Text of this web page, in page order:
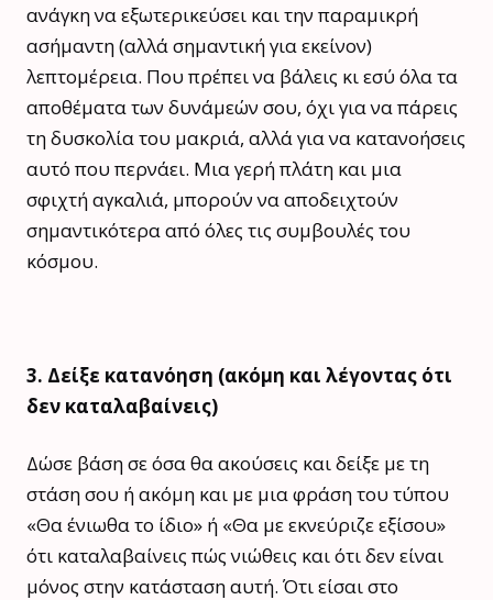
ανάγκη να εξωτερικεύσει και την παραμικρή
ασήμαντη (αλλά σημαντική για εκείνον)
λεπτομέρεια. Που πρέπει να βάλεις κι εσύ όλα τα
αποθέματα των δυνάμεών σου, όχι για να πάρεις
τη δυσκολία του μακριά, αλλά για να κατανοήσεις
αυτό που περνάει. Μια γερή πλάτη και μια
σφιχτή αγκαλιά, μπορούν να αποδειχτούν
σημαντικότερα από όλες τις συμβουλές του
κόσμου.
3. Δείξε κατανόηση (ακόμη και λέγοντας ότι
δεν καταλαβαίνεις)
Δώσε βάση σε όσα θα ακούσεις και δείξε με τη
στάση σου ή ακόμη και με μια φράση του τύπου
«Θα ένιωθα το ίδιο» ή «Θα με εκνεύριζε εξίσου»
ότι καταλαβαίνεις πώς νιώθεις και ότι δεν είναι
μόνος στην κατάσταση αυτή. Ότι είσαι στο